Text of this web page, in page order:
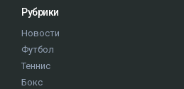
Рубрики
Новости
Футбол
Теннис
Бокс